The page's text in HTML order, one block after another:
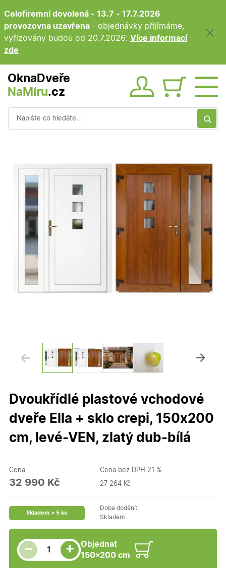
Celofiremní dovolená - 13.7 - 17.7.2026
provozovna uzavřena - objednávky přijímáme,
vyřizovány budou od 20.7.2026: Více informací
zde
OknaDveře
NaMíru.cz Obsah
Dvoukřídlé plastové vchodové
dveře Ella + sklo crepi, 150x200
cm, levé-VEN, zlatý dub-bílá
Cena
32 990 Kč
Cena bez DPH 21 %
27 264 Kč
Skladem > 5 ks
Doba dodání:
Skladem
−
Snížit množství
Počet kusů +
Zvýšit množství
Objednat
150×200 cm